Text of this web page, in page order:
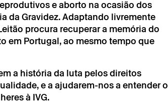
e aborto na ocasião dos
da Gravidez. Adaptando livremente
procura recuperar a memória do
em Portugal, ao mesmo tempo que
a história da luta pelos direitos
e a ajudarem-nos a entender o
à IVG.
pelo Theatro Circo com base no
com os termos definidos na Política